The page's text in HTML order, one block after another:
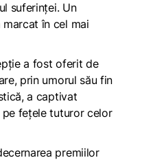
suferinței. Un
în cel mai
a fost oferit de
prin umorul său fin
a captivat
fețele tuturor celor
premiilor